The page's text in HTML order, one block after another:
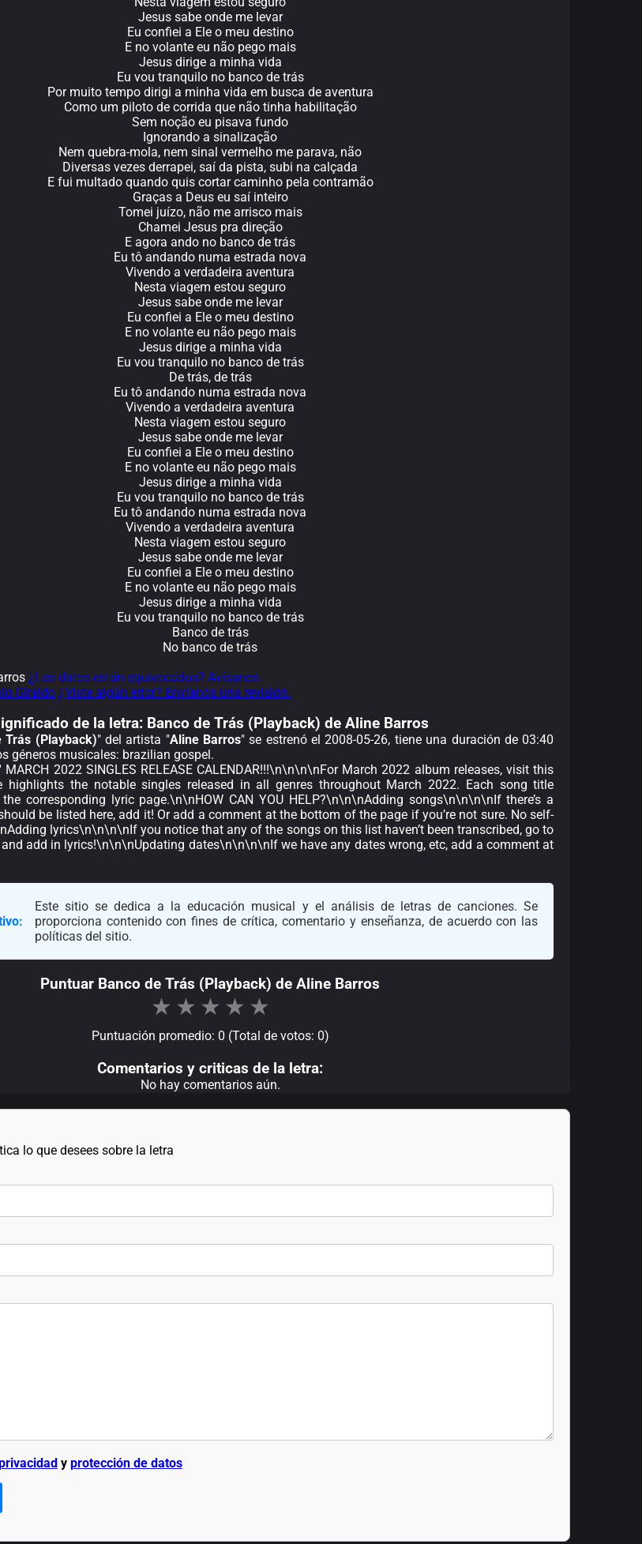
Jesus sabe onde me levar
Eu confiei a Ele o meu destino
E no volante eu não pego mais
Jesus dirige a minha vida
Eu vou tranquilo no banco de trás
Por muito tempo dirigi a minha vida em busca de aventura
Como um piloto de corrida que não tinha habilitação
Sem noção eu pisava fundo
Ignorando a sinalização
Nem quebra-mola, nem sinal vermelho me parava, não
Diversas vezes derrapei, saí da pista, subi na calçada
E fui multado quando quis cortar caminho pela contramão
Graças a Deus eu saí inteiro
Tomei juízo, não me arrisco mais
Chamei Jesus pra direção
E agora ando no banco de trás
Eu tô andando numa estrada nova
Vivendo a verdadeira aventura
Nesta viagem estou seguro
Jesus sabe onde me levar
Eu confiei a Ele o meu destino
E no volante eu não pego mais
Jesus dirige a minha vida
Eu vou tranquilo no banco de trás
De trás, de trás
Eu tô andando numa estrada nova
Vivendo a verdadeira aventura
Nesta viagem estou seguro
Jesus sabe onde me levar
Eu confiei a Ele o meu destino
E no volante eu não pego mais
Jesus dirige a minha vida
Eu vou tranquilo no banco de trás
Eu tô andando numa estrada nova
Vivendo a verdadeira aventura
Nesta viagem estou seguro
Jesus sabe onde me levar
Eu confiei a Ele o meu destino
E no volante eu não pego mais
Jesus dirige a minha vida
Eu vou tranquilo no banco de trás
Banco de trás
No banco de trás
¿Los datos están equivocados? Avísanos.
Giraldo ¿Viste algún error? Envíanos una revisión.
de la letra: Banco de Trás (Playback) de Aline Barros
Trás (Playback)" del artista "Aline Barros" se estrenó el 2008-05-26, tiene una duración de 03:40
géneros musicales: brazilian gospel.
MARCH 2022 SINGLES RELEASE CALENDAR!!!\n\n\n\nFor March 2022 album releases, visit this
highlights the notable singles released in all genres throughout March 2022. Each song title
corresponding lyric page.\n\nHOW CAN YOU HELP?\n\n\nAdding songs\n\n\n\nIf there’s a
be listed here, add it! Or add a comment at the bottom of the page if you’re not sure. No self-
lyrics\n\n\n\nIf you notice that any of the songs on this list haven’t been transcribed, go to
add in lyrics!\n\n\nUpdating dates\n\n\n\nIf we have any dates wrong, etc, add a comment at
Este sitio se dedica a la educación musical y el análisis de letras de canciones. Se
proporciona contenido con fines de crítica, comentario y enseñanza, de acuerdo con las
políticas del sitio.
Puntuar Banco de Trás (Playback) de Aline Barros
★ ★ ★ ★ ★
Puntuación promedio: 0 (Total de votos: 0)
Comentarios y criticas de la letra:
No hay comentarios aún.
lo que desees sobre la letra
y protección de datos